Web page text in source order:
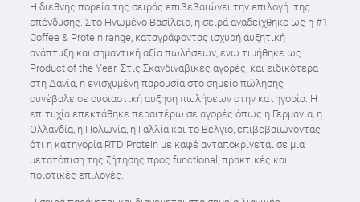
Η διεθνής πορεία της σειράς επιβεβαιώνει την επιλογή της
επένδυσης. Στο Ηνωμένο Βασίλειο, η σειρά αναδείχθηκε ως η #1
Coffee & Protein range, καταγράφοντας ισχυρή αυξητική
ανάπτυξη και σημαντική αξία πωλήσεων, ενώ τιμήθηκε ως
Product of the Year. Στις Σκανδιναβικές αγορές, και ειδικότερα
στη Δανία, η ενισχυμένη παρουσία στο σημείο πώλησης
συνέβαλε σε ουσιαστική αύξηση πωλήσεων στην κατηγορία. Η
επιτυχία επεκτάθηκε περαιτέρω σε αγορές όπως η Γερμανία, η
Ολλανδία, η Πολωνία, η Γαλλία και το Βέλγιο, επιβεβαιώνοντας
ότι η κατηγορία RTD Protein με καφέ ανταποκρίνεται σε μια
μετατόπιση της ζήτησης προς functional, πρακτικές και
ποιοτικές επιλογές.